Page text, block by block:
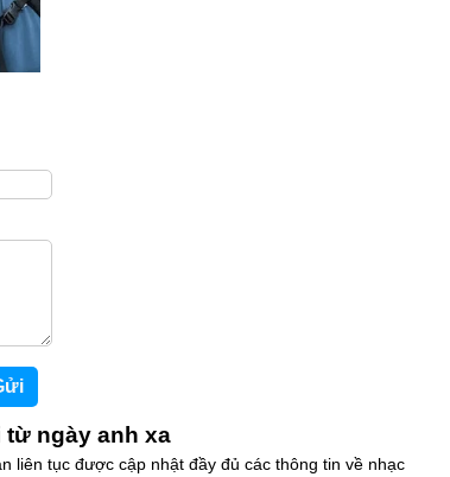
từ ngày anh xa
liên tục được cập nhật đầy đủ các thông tin về nhạc